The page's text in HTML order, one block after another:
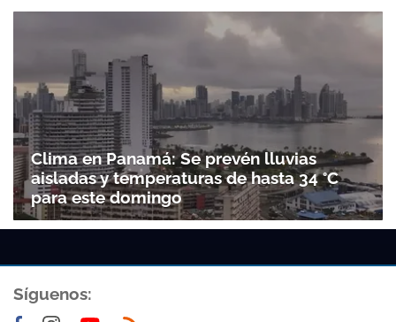
Clima en Panamá: Se prevén lluvias
aisladas y temperaturas de hasta 34 °C
para este domingo
Síguenos: